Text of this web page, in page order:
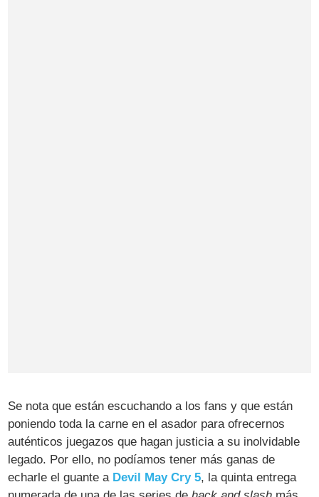
Se nota que están escuchando a los fans y que están
poniendo toda la carne en el asador para ofrecernos
auténticos juegazos que hagan justicia a su inolvidable
legado. Por ello, no podíamos tener más ganas de
echarle el guante a Devil May Cry 5, la quinta entrega